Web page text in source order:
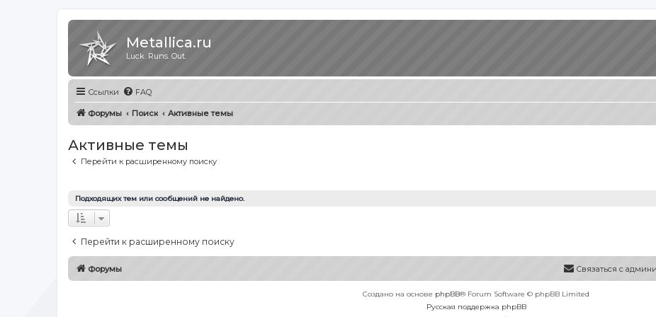
Metallica.ru
Luck. Runs. Out.
Ссылки FAQ
Форумы Поиск Активные темы
Активные темы
Перейти к расширенному поиску
Подходящих тем или сообщений не найдено.
Перейти к расширенному поиску
Форумы Связаться с
Создано на основе phpBB® Forum Software © phpBB Limited
Русская поддержка phpBB